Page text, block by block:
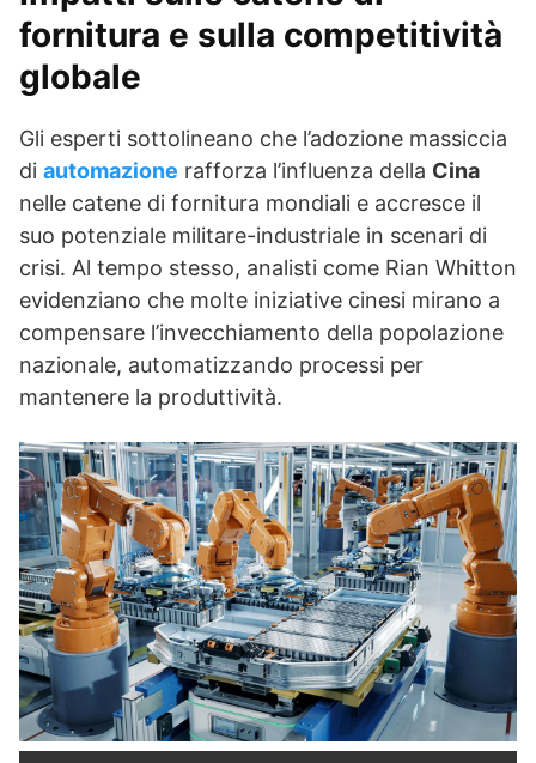
fornitura e sulla competitività
globale
Gli esperti sottolineano che l’adozione massiccia
di automazione rafforza l’influenza della Cina
nelle catene di fornitura mondiali e accresce il
suo potenziale militare-industriale in scenari di
crisi. Al tempo stesso, analisti come Rian Whitton
evidenziano che molte iniziative cinesi mirano a
compensare l’invecchiamento della popolazione
nazionale, automatizzando processi per
mantenere la produttività.